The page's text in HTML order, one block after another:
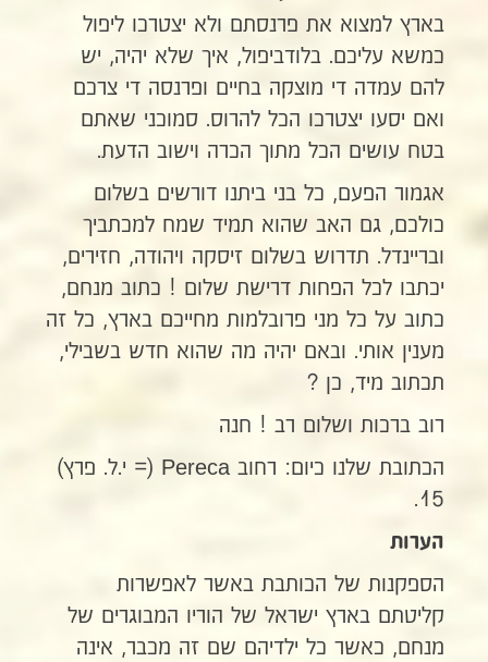
בארץ למצוא את פרנסתם ולא יצטרכו ליפול
כמשא עליכם. בלודביפול, איך שלא יהיה, יש
להם עמדה די מוצקה בחיים ופרנסה די צרכם
ואם יסעו יצטרכו הכל להרוס. סמוכני שאתם
בטח עושים הכל מתוך הכרה וישוב הדעת.
אגמור הפעם, כל בני ביתנו דורשים בשלום
כולכם, גם האב שהוא תמיד שמח למכתביך
ובריינדל. תדרוש בשלום זיסקה ויהודה, חזירים,
יכתבו לכל הפחות דרישת שלום ! כתוב מנחם,
כתוב על כל מני פרובלמות מחייכם בארץ, כל זה
מענין אותי. ובאם יהיה מה שהוא חדש בשבילי,
תכתוב מיד, כן ?
רוב ברכות ושלום רב ! חנה
הכתובת שלנו כיום: רחוב Pereca (= י.ל. פרץ)
15.
הערות
הספקנות של הכותבת באשר לאפשרות
קליטתם בארץ ישראל של הוריו המבוגרים של
מנחם, כאשר כל ילדיהם שם זה מכבר, אינה